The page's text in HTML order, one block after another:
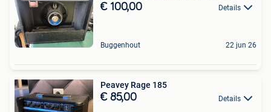
€ 100,00 Details
Buggenhout 22 jun 26
Peavey Rage 185
€ 85,00 Details